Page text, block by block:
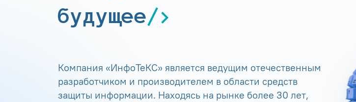
будущее
Компания «ИнфоТеКС» является ведущим отечественным
разработчиком и производителем в области средств
защиты информации. Находясь на рынке более 30 лет,